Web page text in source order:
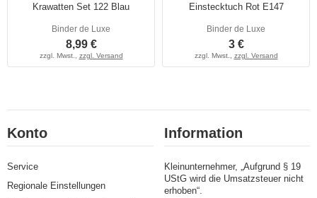
Krawatten Set 122 Blau
Binder de Luxe
8,99 €
zzgl. Mwst., zzgl. Versand
Einstecktuch Rot E147
Binder de Luxe
3 €
zzgl. Mwst., zzgl. Versand
Konto
Service
Regionale Einstellungen
Information
Kleinunternehmer, „Aufgrund § 19
UStG wird die Umsatzsteuer nicht
erhoben“.